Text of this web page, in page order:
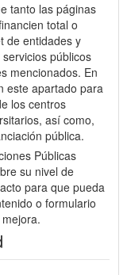
tanto las páginas
total o
de entidades y
públicos
mencionados. En
este apartado para
los centros
así como,
pública.
Públicas
su nivel de
para que pueda
o formulario